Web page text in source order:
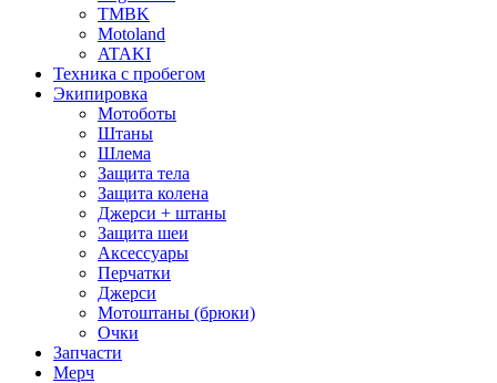
TMBK
Motoland
ATAKI
Техника с пробегом
Экипировка
Мотоботы
Штаны
Шлема
Защита тела
Защита колена
Джерси + штаны
Защита шеи
Аксессуары
Перчатки
Джерси
Мотоштаны (брюки)
Очки
Запчасти
Мерч